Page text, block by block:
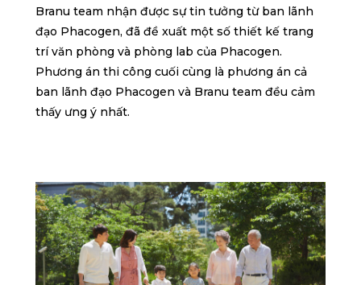
Branu team nhận được sự tin tưởng từ ban lãnh
đạo Phacogen, đã đề xuất một số thiết kế trang
trí văn phòng và phòng lab của Phacogen.
Phương án thi công cuối cùng là phương án cả
ban lãnh đạo Phacogen và Branu team đều cảm
thấy ưng ý nhất.